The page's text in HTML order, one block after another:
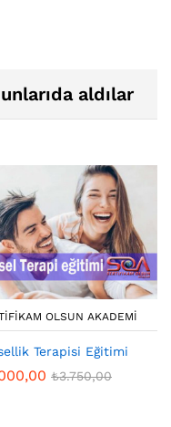
aldılar
OLSUN AKADEMI
Terapisi Eğitimi
₺3.750,00